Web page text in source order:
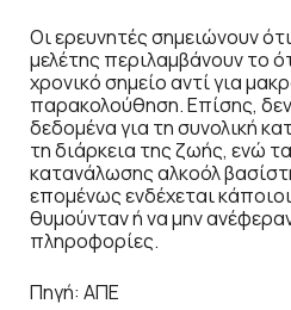
Οι ερευνητές σημειώνουν
μελέτης περιλαμβάνουν το
χρονικό σημείο αντί για
παρακολούθηση. Επίσης,
δεδομένα για τη συνολική
τη διάρκεια της ζωής, ενώ
κατανάλωσης αλκοόλ
επομένως ενδέχεται
θυμούνταν ή να μην
πληροφορίες.
Πηγή: ΑΠΕ